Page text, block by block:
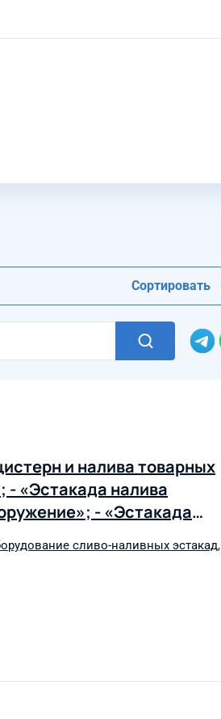
Сортировать
и налива товарных
- «Эстакада налива
- «Эстакада
перевооружение»
сливо-наливных эстакад,